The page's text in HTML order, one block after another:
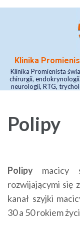
Skip
Enter)Klinika
Klinika Promienista
chirurgii,
neurologii, RTG,
Polipy
Polipy macicy
rozwijającymi się
kanał szyjki
30 a 50 rokiem